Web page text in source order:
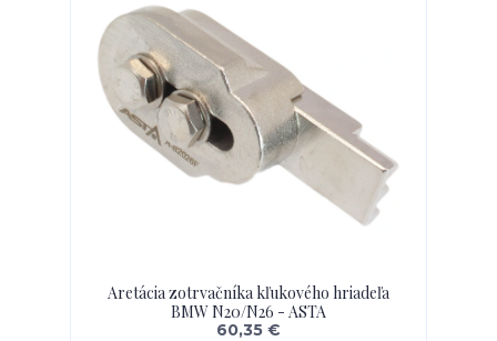
Aretácia zotrvačníka kľukového hriadeľa
BMW N20/N26 - ASTA
60,35 €